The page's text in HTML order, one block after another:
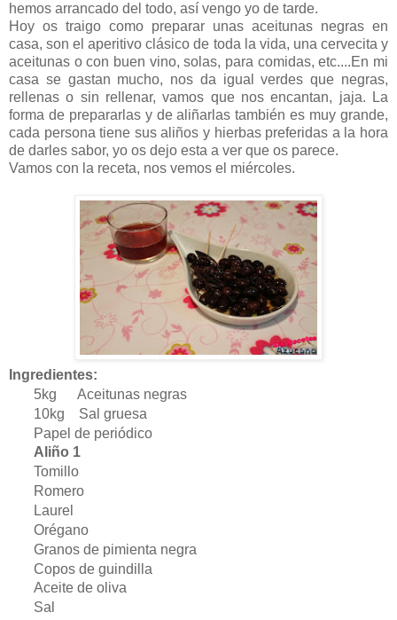
hemos arrancado del todo, así vengo yo de tarde.
Hoy os traigo como preparar unas aceitunas negras en
casa, son el aperitivo clásico de toda la vida, una cervecita y
aceitunas o con buen vino, solas, para comidas, etc....En mi
casa se gastan mucho, nos da igual verdes que negras,
rellenas o sin rellenar, vamos que nos encantan, jaja. La
forma de prepararlas y de aliñarlas también es muy grande,
cada persona tiene sus aliños y hierbas preferidas a la hora
de darles sabor, yo os dejo esta a ver que os parece.
Vamos con la receta, nos vemos el miércoles.
Ingredientes:
5kg
Aceitunas negras
10kg Sal gruesa
Papel de periódico
Aliño 1
Tomillo
Romero
Laurel
Orégano
Granos de pimienta negra
Copos de guindilla
Aceite de oliva
Sal